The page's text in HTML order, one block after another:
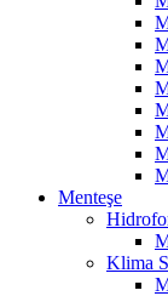
Menteşe
Klima